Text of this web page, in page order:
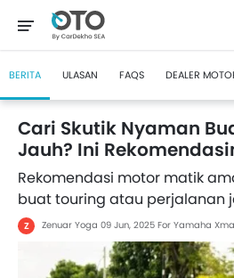
BERITA ULASAN FAQS DEALER
Cari Skutik Nyaman
Jauh? Ini
Rekomendasi motor matik
buat touring atau perjalanan
Z Zenuar Yoga 09 Jun, 2025 For Yamaha